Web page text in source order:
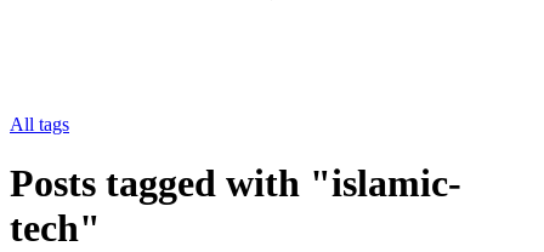
All tags
Posts tagged with "islamic-
tech"